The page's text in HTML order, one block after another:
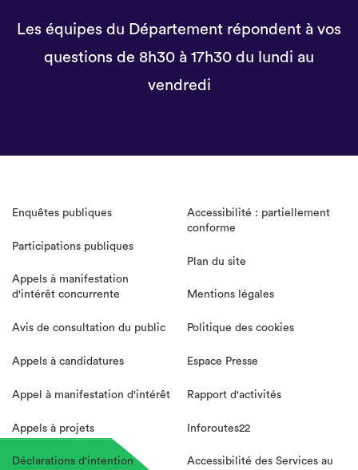
Les équipes du Département répondent à vos
questions de 8h30 à 17h30 du lundi au
vendredi
Enquêtes publiques
Participations publiques
Appels à manifestation
d'intérêt concurrente
Avis de consultation du public
Appels à candidatures
Appel à manifestation d'intérêt
Appels à projets
Déclarations d'intention
Accessibilité : partiellement
conforme
Plan du site
Mentions légales
Politique des cookies
Espace Presse
Rapport d'activités
Inforoutes22
Accessibilité des Services au